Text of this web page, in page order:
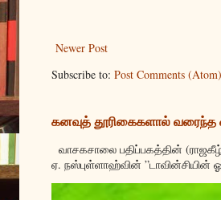
Newer Post
Subscribe to: Post Comments (Atom)
கனவுத் தூரிகைகளால்
வாசகசாலை பதிப்பகத்தின்
ஏ. நஸ்புள்ளாஹ்வின் ”டாவின்சியின்